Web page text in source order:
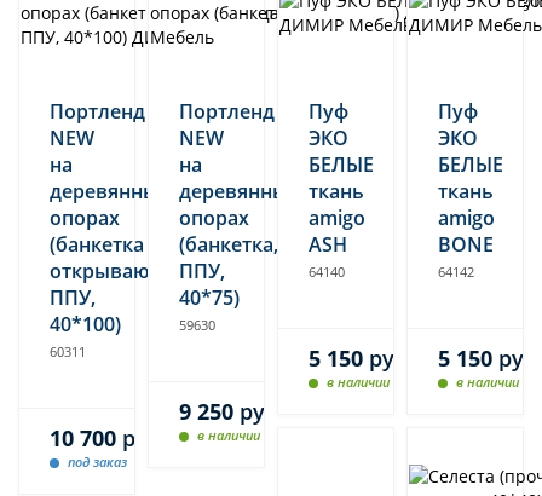
Портленд
NEW
на
деревянных
опорах
(банкетка
открывающаяся,
ППУ,
40*100)
60311
10 700 руб.
под заказ
Портленд
NEW
на
деревянных
опорах
(банкетка,
ППУ,
40*75)
59630
9 250 руб.
в наличии
Пуф
ЭКО
БЕЛЫЕ
ткань
amigo
ASH
64140
5 150 руб.
в наличии
Пуф
ЭКО
БЕЛЫЕ
ткань
amigo
BONE
64142
5 150 руб.
в наличии